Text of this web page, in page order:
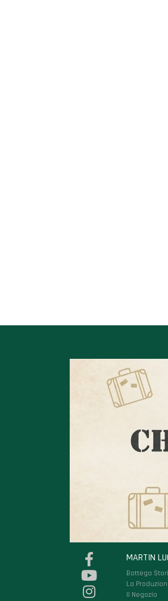
MARTIN
Bottega
La
Il Negozio